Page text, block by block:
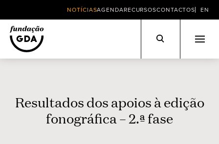
NOTÍCIASAGENDARECURSOSCONTACTOS EN
Resultados dos apoios à edição
fonográfica – 2.ª fase